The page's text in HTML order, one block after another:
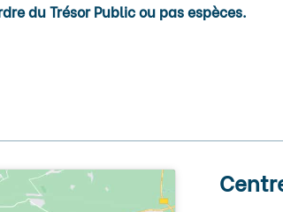
du Trésor Public ou pas espèces.